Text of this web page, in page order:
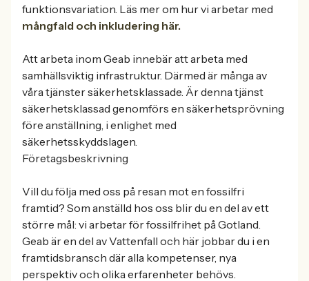
funktionsvariation. Läs mer om hur vi arbetar med
mångfald och inkludering här.
Att arbeta inom Geab innebär att arbeta med
samhällsviktig infrastruktur. Därmed är många av
våra tjänster säkerhetsklassade. Är denna tjänst
säkerhetsklassad genomförs en säkerhetsprövning
före anställning, i enlighet med
säkerhetsskyddslagen.
Företagsbeskrivning
Vill du följa med oss på resan mot en fossilfri
framtid? Som anställd hos oss blir du en del av ett
större mål: vi arbetar för fossilfrihet på Gotland.
Geab är en del av Vattenfall och här jobbar du i en
framtidsbransch där alla kompetenser, nya
perspektiv och olika erfarenheter behövs.